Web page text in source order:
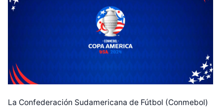
La Confederación Sudamericana de Fútbol (Conmebol)